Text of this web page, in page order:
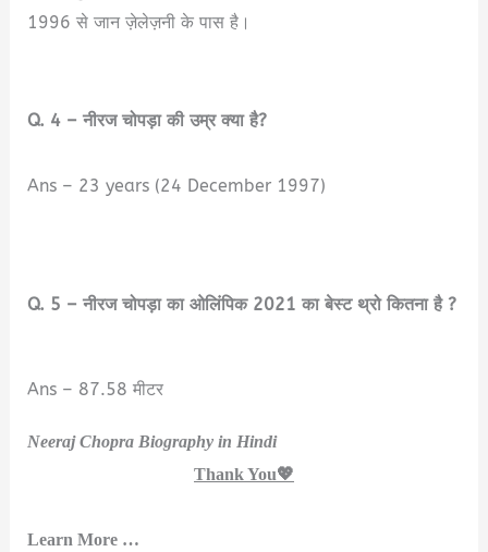
1996 से जान ज़ेलेज़नी के पास है।
Q. 4 – नीरज चोपड़ा की उम्र क्या है?
Ans – 23 years (24 December 1997)
Q. 5 – नीरज चोपड़ा का ओलिंपिक 2021 का बेस्ट थ्रो कितना है ?
Ans – 87.58 मीटर
Neeraj Chopra Biography in Hindi
Thank You💖
Learn More …